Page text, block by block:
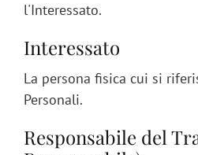
l'Interessato.
Interessato
La persona fisica cui si
Personali.
Responsabile del